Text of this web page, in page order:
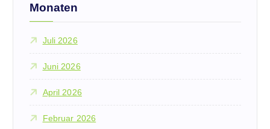
Monaten
Juli 2026
Juni 2026
April 2026
Februar 2026